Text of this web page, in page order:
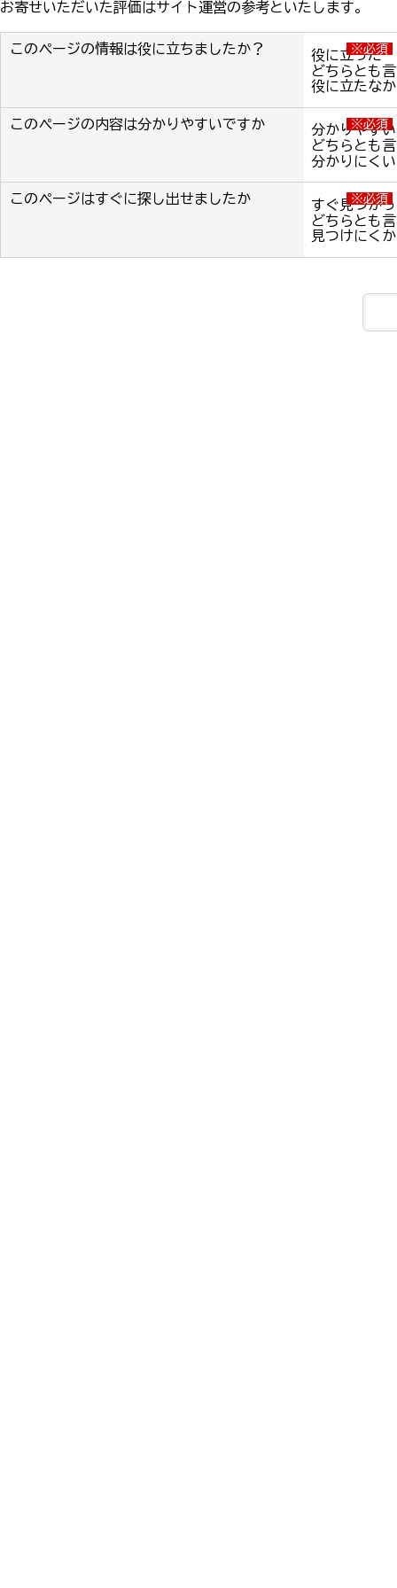
お寄せいただいた評価はサイト運営の参考といたします。
このページの情報は役に立ちましたか？ ※必須
役に立った
どちらとも
役に立たな
このページの内容は分かりやすいですか ※必須
分かりやすい
どちらとも
分かりにくい
このページはすぐに探し出せましたか ※必須
すぐ見つか
どちらとも
見つけにく